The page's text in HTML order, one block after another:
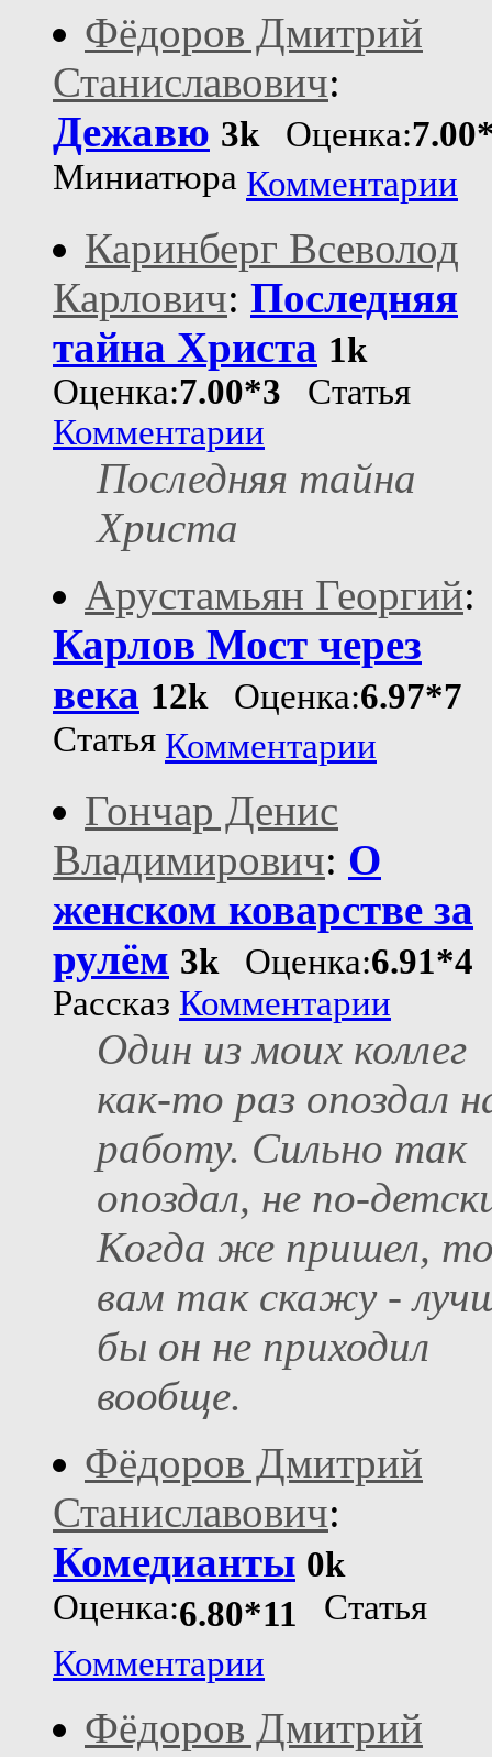
Фёдоров Дмитрий
Станиславович:
Дежавю 3kОценка:
Миниатюра Комментарии
Каринберг Всеволод
Карлович: Последняя
тайна Христа 1k
Оценка:7.00*3 Статья
Комментарии
Последняя тайна
Христа
Арустамьян Георгий:
Карлов Мост через
века 12kОценка:6.97*7
Статья Комментарии
Гончар Денис
Владимирович: О
женском коварстве за
рулём 3kОценка:6.91*4
Рассказ Комментарии
Один из моих коллег
как-то раз опоздал
работу. Сильно так
опоздал, не по-
Когда же пришел,
вам так скажу -
бы он не приходил
вообще.
Фёдоров Дмитрий
Станиславович:
Комедианты 0k
Оценка:6.80*11 Статья
Комментарии
Фёдоров Дмитрий